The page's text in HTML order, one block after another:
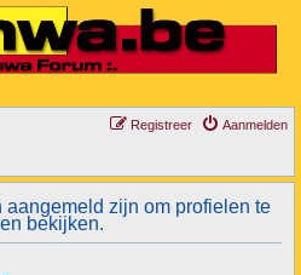
Aanmelden
Registreer
aangemeld zijn om profielen te
bekijken.